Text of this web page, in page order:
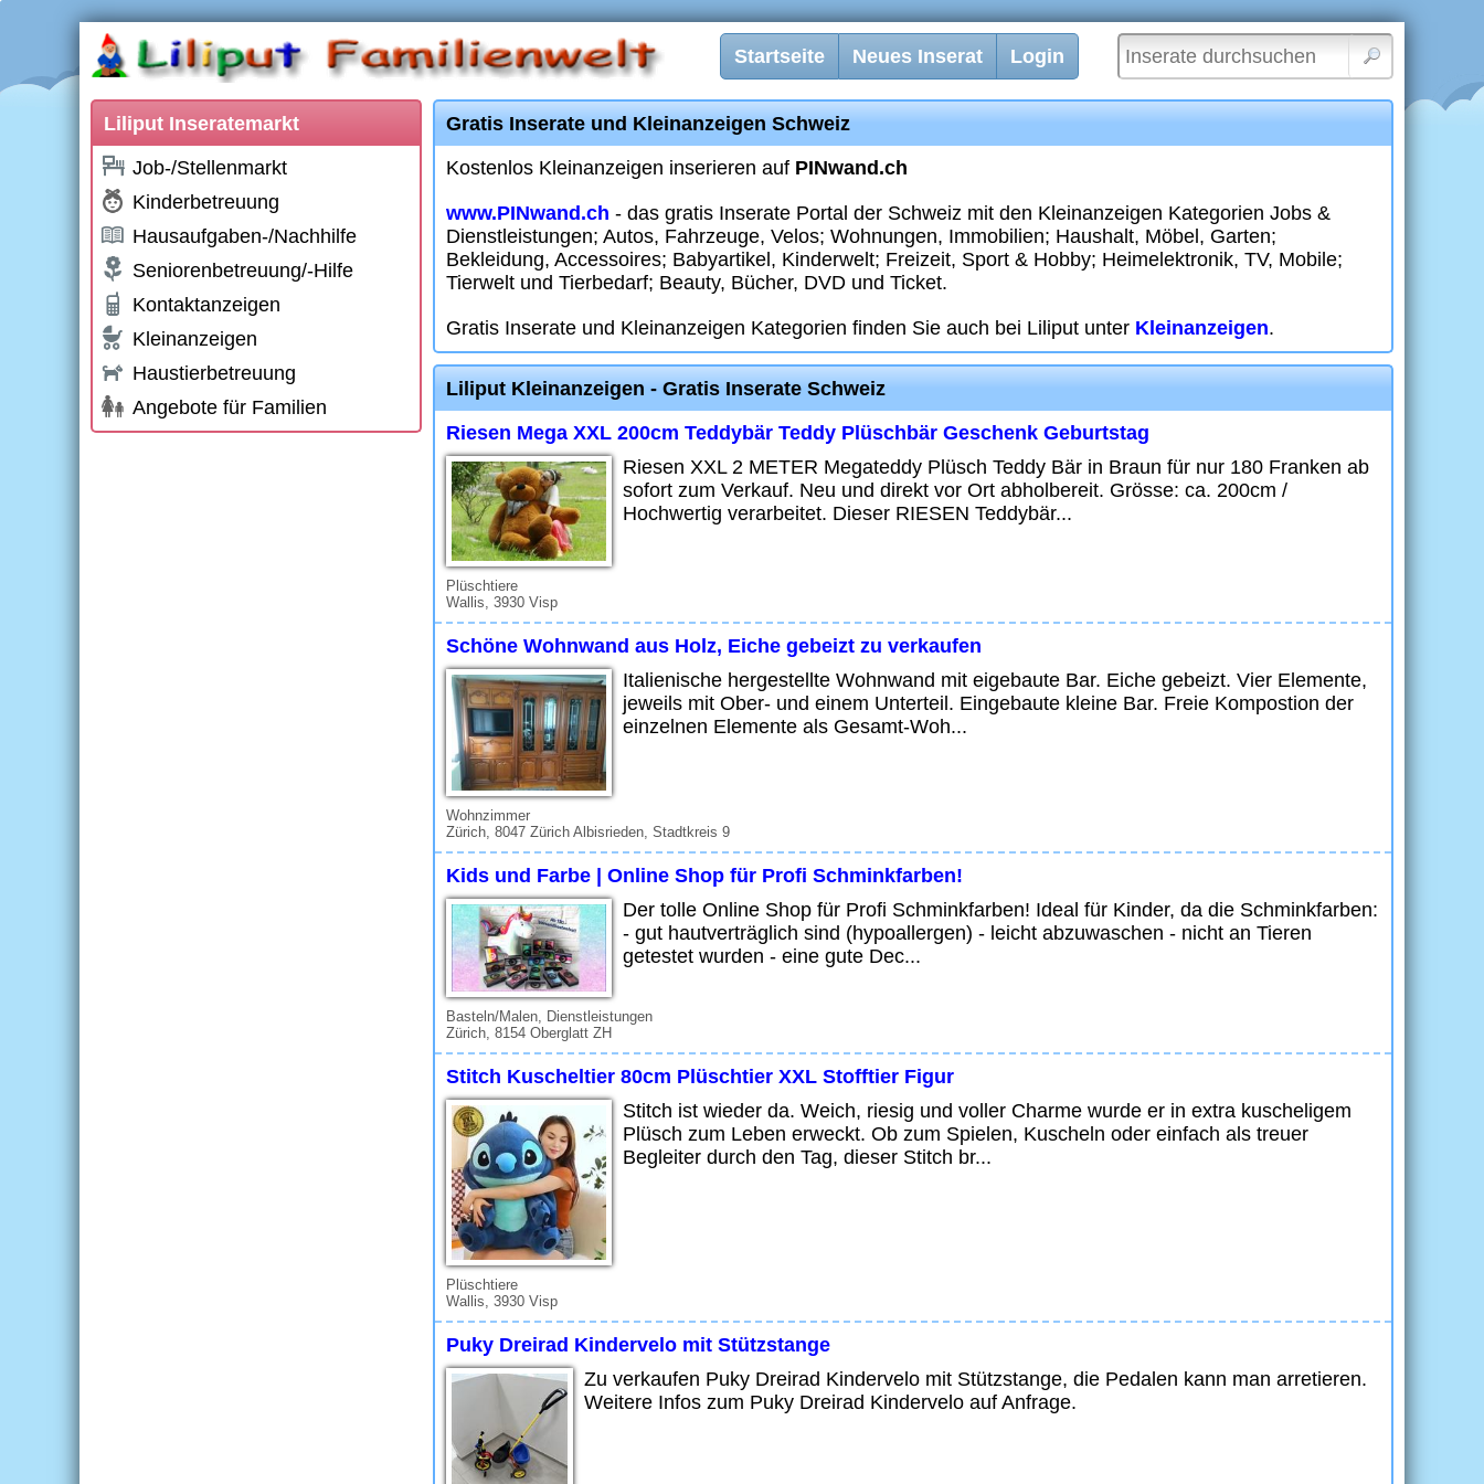
Startseite Neues Inserat Login
Liliput Inseratemarkt
Job-/Stellenmarkt
Kinderbetreuung
Hausaufgaben-/Nachhilfe
Seniorenbetreuung/-Hilfe
Kontaktanzeigen
Kleinanzeigen
Haustierbetreuung
Angebote für Familien
Gratis Inserate und Kleinanzeigen Schweiz
Kostenlos Kleinanzeigen inserieren auf PINwand.ch
www.PINwand.ch - das gratis Inserate Portal der Schweiz mit den Kleinanzeigen Kategorien Jobs &
Dienstleistungen; Autos, Fahrzeuge, Velos; Wohnungen, Immobilien; Haushalt, Möbel, Garten;
Bekleidung, Accessoires; Babyartikel, Kinderwelt; Freizeit, Sport & Hobby; Heimelektronik, TV, Mobile;
Tierwelt und Tierbedarf; Beauty, Bücher, DVD und Ticket.
Gratis Inserate und Kleinanzeigen Kategorien finden Sie auch bei Liliput unter Kleinanzeigen.
Liliput Kleinanzeigen - Gratis Inserate Schweiz
Riesen Mega XXL 200cm Teddybär Teddy Plüschbär Geschenk Geburtstag
Riesen XXL 2 METER Megateddy Plüsch Teddy Bär in Braun für nur 180 Franken ab
sofort zum Verkauf. Neu und direkt vor Ort abholbereit. Grösse: ca. 200cm /
Hochwertig verarbeitet. Dieser RIESEN Teddybär...
Plüschtiere
Wallis, 3930 Visp
Schöne Wohnwand aus Holz, Eiche gebeizt zu verkaufen
Italienische hergestellte Wohnwand mit eigebaute Bar. Eiche gebeizt. Vier Elemente,
jeweils mit Ober- und einem Unterteil. Eingebaute kleine Bar. Freie Kompostion der
einzelnen Elemente als Gesamt-Woh...
Wohnzimmer
Zürich, 8047 Zürich Albisrieden, Stadtkreis 9
Kids und Farbe | Online Shop für Profi Schminkfarben!
Der tolle Online Shop für Profi Schminkfarben! Ideal für Kinder, da die Schminkfarben:
- gut hautverträglich sind (hypoallergen) - leicht abzuwaschen - nicht an Tieren
getestet wurden - eine gute Dec...
Basteln/Malen, Dienstleistungen
Zürich, 8154 Oberglatt ZH
Stitch Kuscheltier 80cm Plüschtier XXL Stofftier Figur
Stitch ist wieder da. Weich, riesig und voller Charme wurde er in extra kuscheligem
Plüsch zum Leben erweckt. Ob zum Spielen, Kuscheln oder einfach als treuer
Begleiter durch den Tag, dieser Stitch br...
Plüschtiere
Wallis, 3930 Visp
Puky Dreirad Kindervelo mit Stützstange
Zu verkaufen Puky Dreirad Kindervelo mit Stützstange, die Pedalen kann man arretieren.
Weitere Infos zum Puky Dreirad Kindervelo auf Anfrage.